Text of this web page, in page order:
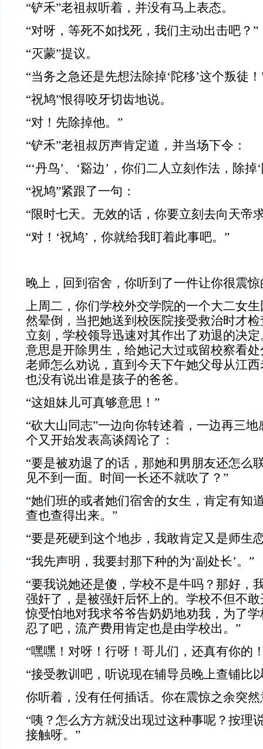
“铲禾”老祖叔听着，并没有马上表态。
“对呀，等死不如找死，我们主动出击吧？”
“灭蒙”提议。
“当务之急还是先想法除掉‘陀移’这个叛徒！
“祝鸠”恨得咬牙切齿地说。
“对！先除掉他。”
“铲禾”老祖叔厉声肯定道，并当场下令：
“‘丹鸟’、‘谿边’，你们二人立刻作法，除掉
“祝鸠”紧跟了一句：
“限时七天。无效的话，你要立刻去向天帝
“对！‘祝鸠’，你就给我盯着此事吧。”
晚上，回到宿舍，你听到了一件让你很震
上周二，你们学校外交学院的一个大二女
然晕倒，当把她送到校医院接受救治时才
立刻，学校领导迅速对其作出了劝退的决
意思是开除男生，给她记大过或留校察看
老师怎么劝说，直到今天下午她父母从江
也没有说出谁是孩子的爸爸。
“这姐妹儿可真够意思！”
“砍大山同志”一边向你转述着，一边再三
个又开始发表高谈阔论了：
“要是被劝退了的话，那她和男朋友还怎么
见不到一面。时间一长还不就吹了？”
“她们班的或者她们宿舍的女生，肯定有知
查也查得出来。”
“要是死硬到这个地步，我敢肯定又是师生
“我先声明，我要封那下种的为‘副处长’。”
“要我说她还是傻，学校不是牛吗？那好，
强奸了，是被强奸后怀上的。学校不但不
惊受怕地对我求爷爷告奶奶地劝我，为了
忍了吧，流产费用肯定也是由学校出。”
“嘿嘿！对呀！行呀！哥儿们，还真有你的
“接受教训吧，听说现在辅导员晚上查铺比
你听着，没有任何插话。你在震惊之余突
“咦？怎么方方就没出现过这种事呢？按理
接触呀。”